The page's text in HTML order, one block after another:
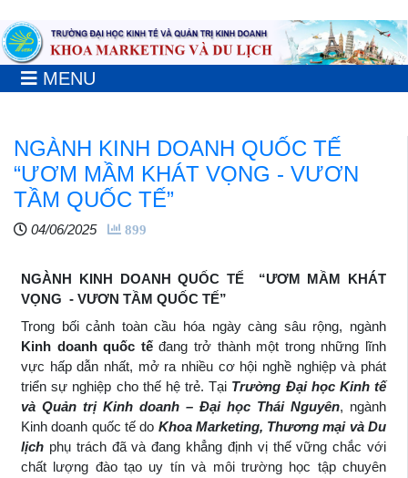
MENU
NGÀNH KINH DOANH QUỐC TẾ
“ƯƠM MẦM KHÁT VỌNG - VƯƠN
TẦM QUỐC TẾ”
04/06/2025 899
NGÀNH KINH DOANH QUỐC TẾ “ƯƠM MẦM KHÁT
VỌNG - VƯƠN TẦM QUỐC TẾ”
Trong bối cảnh toàn cầu hóa ngày càng sâu rộng, ngành
Kinh doanh quốc tếđang trở thành một trong những lĩnh
vực hấp dẫn nhất, mở ra nhiều cơ hội nghề nghiệp và phát
triển sự nghiệp cho thế hệ trẻ. Tại Trường Đại học Kinh tế
và Quản trị Kinh doanh – Đại học Thái Nguyên, ngành
Kinh doanh quốc tế do Khoa Marketing, Thương mại và Du
lịch phụ trách đã và đang khẳng định vị thế vững chắc với
chất lượng đào tạo uy tín và môi trường học tập chuyên